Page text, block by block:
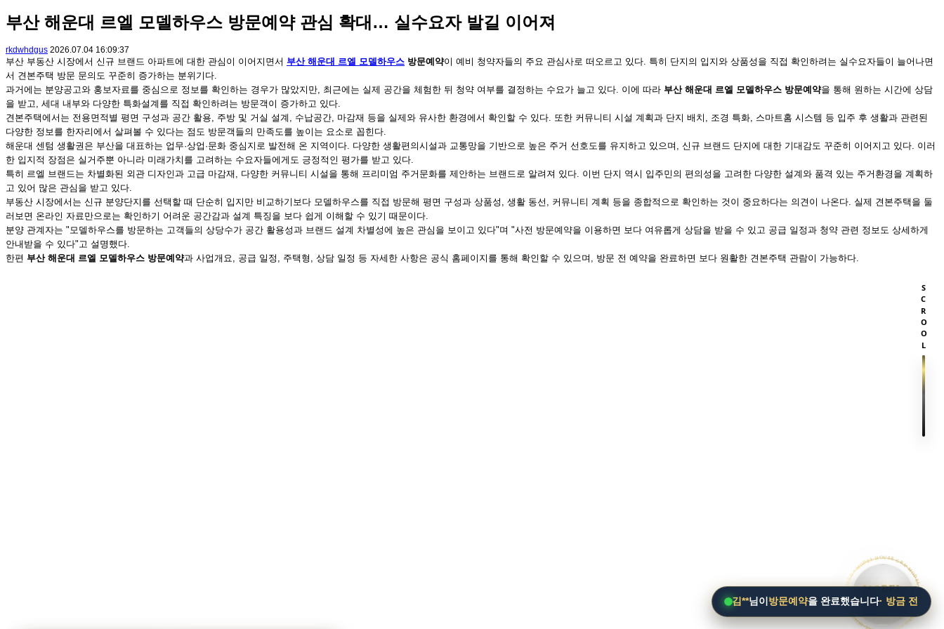
부산 해운대 르엘 모델하우스 방문예약 관심 확대… 실수요자 발길 이어져
rkdwhdgus 2026.07.04 16:09:37
부산 부동산 시장에서 신규 브랜드 아파트에 대한 관심이 이어지면서 부산 해운대 르엘 모델하우스 방문예약이 예비 청약자들의 주요 관심사로 떠오르고 있다. 특히 단지의 입지와 상품성을 직접 확인하려는 실수요자들이 늘어나면
서 견본주택 방문 문의도 꾸준히 증가하는 분위기다.
과거에는 분양공고와 홍보자료를 중심으로 정보를 확인하는 경우가 많았지만, 최근에는 실제 공간을 체험한 뒤 청약 여부를 결정하는 수요가 늘고 있다. 이에 따라 부산 해운대 르엘 모델하우스 방문예약을 통해 원하는 시간에 상담
을 받고, 세대 내부와 다양한 특화설계를 직접 확인하려는 방문객이 증가하고 있다.
견본주택에서는 전용면적별 평면 구성과 공간 활용, 주방 및 거실 설계, 수납공간, 마감재 등을 실제와 유사한 환경에서 확인할 수 있다. 또한 커뮤니티 시설 계획과 단지 배치, 조경 특화, 스마트홈 시스템 등 입주 후 생활과 관련된
다양한 정보를 한자리에서 살펴볼 수 있다는 점도 방문객들의 만족도를 높이는 요소로 꼽힌다.
해운대 센텀 생활권은 부산을 대표하는 업무·상업·문화 중심지로 발전해 온 지역이다. 다양한 생활편의시설과 교통망을 기반으로 높은 주거 선호도를 유지하고 있으며, 신규 브랜드 단지에 대한 기대감도 꾸준히 이어지고 있다. 이러
한 입지적 장점은 실거주뿐 아니라 미래가치를 고려하는 수요자들에게도 긍정적인 평가를 받고 있다.
특히 르엘 브랜드는 차별화된 외관 디자인과 고급 마감재, 다양한 커뮤니티 시설을 통해 프리미엄 주거문화를 제안하는 브랜드로 알려져 있다. 이번 단지 역시 입주민의 편의성을 고려한 다양한 설계와 품격 있는 주거환경을 계획하
고 있어 많은 관심을 받고 있다.
부동산 시장에서는 신규 분양단지를 선택할 때 단순히 입지만 비교하기보다 모델하우스를 직접 방문해 평면 구성과 상품성, 생활 동선, 커뮤니티 계획 등을 종합적으로 확인하는 것이 중요하다는 의견이 나온다. 실제 견본주택을 둘
러보면 온라인 자료만으로는 확인하기 어려운 공간감과 설계 특징을 보다 쉽게 이해할 수 있기 때문이다.
분양 관계자는 "모델하우스를 방문하는 고객들의 상당수가 공간 활용성과 브랜드 설계 차별성에 높은 관심을 보이고 있다"며 "사전 방문예약을 이용하면 보다 여유롭게 상담을 받을 수 있고 공급 일정과 청약 관련 정보도 상세하게
안내받을 수 있다"고 설명했다.
한편 부산 해운대 르엘 모델하우스 방문예약과 사업개요, 공급 일정, 주택형, 상담 일정 등 자세한 사항은 공식 홈페이지를 통해 확인할 수 있으며, 방문 전 예약을 완료하면 보다 원활한 견본주택 관람이 가능하다.
• MODEL HOUSE GRAND OPEN • MODEL HOUSE GRAND OPEN • MODEL HOUSE GRAND OPEN •
MODEL
HOUSE
SCROOL
김**님이 방문예약을 완료했습니다· 방금 전